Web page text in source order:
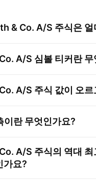
& Co. A/S 주식은
A/S 심볼 티커란
A/S 주식 값이 오
이란 무엇인가요?
A/S 주식의 역대 최
가요?